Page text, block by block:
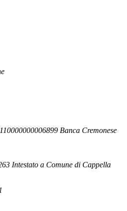
Banca Cremonese
Intestato a Comune di Cappella